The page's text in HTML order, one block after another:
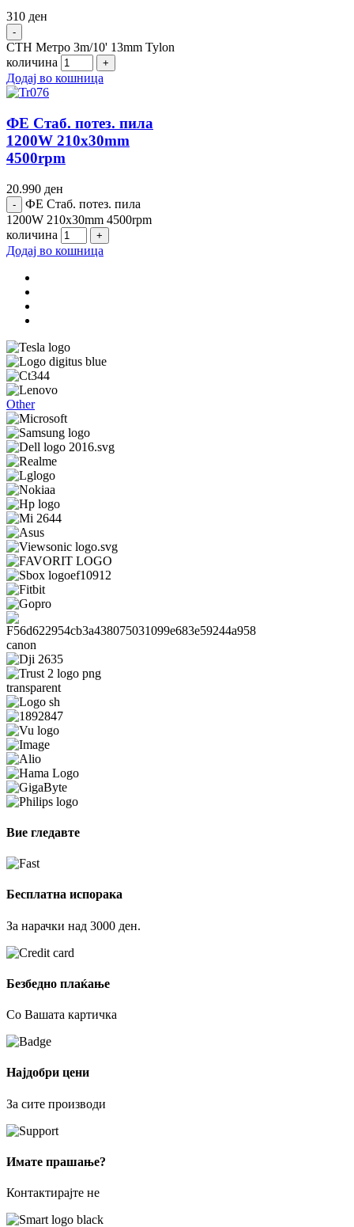
310 ден
СТН Метро 3m/10' 13mm Tylon
количина
Додај во кошница
ФЕ Стаб. потез. пила
1200W 210x30mm
4500rpm
20.990 ден
ФЕ Стаб. потез. пила
1200W 210x30mm 4500rpm
количина
Додај во кошница
Other
Вие гледавте
Бесплатна испорака
За нарачки над 3000 ден.
Безбедно плаќање
Со Вашата картичка
Најдобри цени
За сите производи
Имате прашање?
Контактирајте не